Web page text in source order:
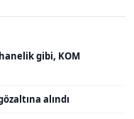
gibi, KOM
alındı